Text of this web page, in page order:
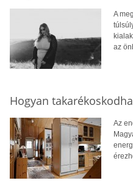
A
az
Hogyan
Az